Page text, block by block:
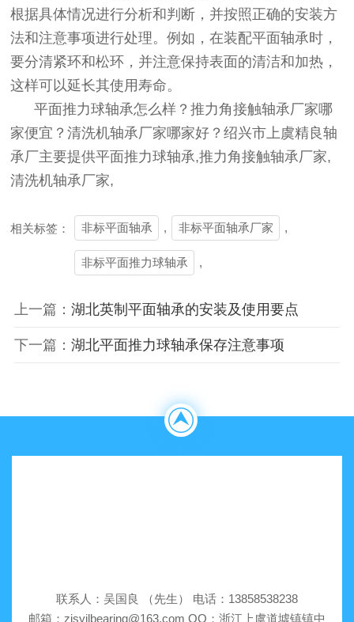
根据具体情况进行分析和判断，并按照正确的安装方
法和注意事项进行处理。例如，在装配平面轴承时，
要分清紧环和松环，并注意保持表面的清洁和加热，
这样可以延长其使用寿命。
平面推力球轴承怎么样？推力角接触轴承厂家哪
家便宜？清洗机轴承厂家哪家好？绍兴市上虞精良轴
承厂主要提供平面推力球轴承,推力角接触轴承厂家,
清洗机轴承厂家,
相关标签： 非标平面轴承 , 非标平面轴承厂家 ,
非标平面推力球轴承 ,
上一篇： 湖北英制平面轴承的安装及使用要点
下一篇： 湖北平面推力球轴承保存注意事项
联系人：吴国良 （先生） 电话：13858538238
邮箱：zjsyjlbearing@163.com QQ：浙江上虞道墟镇镇中